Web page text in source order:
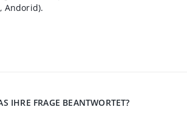
Andorid).
IHRE FRAGE BEANTWORTET?